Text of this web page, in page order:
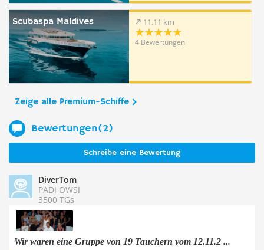
Scubaspa Maldives 11.11 km
4 Bewertungen
Zeige alle Premium-Schiffe
Bewertungen(2)
Schreibe eine Bewertung
DiverTom
PADI OWSI
3500 TGs
Wir waren eine Gruppe von 19 Tauchern vom 12.11.2 ...